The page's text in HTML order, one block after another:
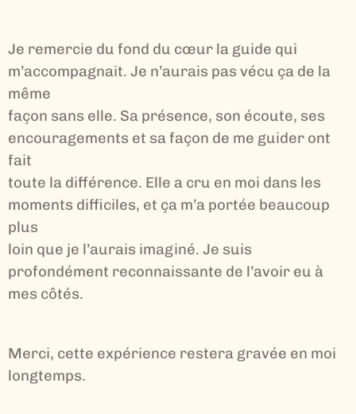
Je remercie du fond du cœur la guide qui
m’accompagnait. Je n’aurais pas vécu ça de la
même
façon sans elle. Sa présence, son écoute, ses
encouragements et sa façon de me guider ont
fait
toute la différence. Elle a cru en moi dans les
moments difficiles, et ça m’a portée beaucoup
plus
loin que je l’aurais imaginé. Je suis
profondément reconnaissante de l’avoir eu à
mes côtés.
Merci, cette expérience restera gravée en moi
longtemps.